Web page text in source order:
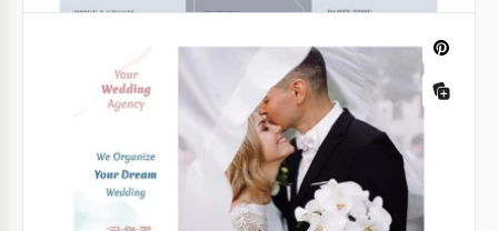
Folheto do Sindicato Profissional
Defenda os direitos dos trabalhadores e promova
seu sindicato de trabalhadores com o Modelo de
Folheto do Sindicato Trabalhista Azul.
Google Slides
Folheto dobrável Yemen Gray
Você promove seus passeios ao Iêmen? Ou apenas
deseja compartilhar informações sobre os locais e
pontos turísticos mais interessantes com os
turistas?